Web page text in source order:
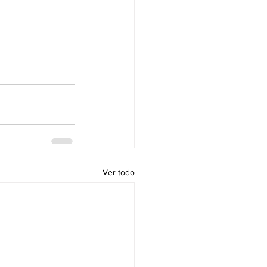
Ver todo